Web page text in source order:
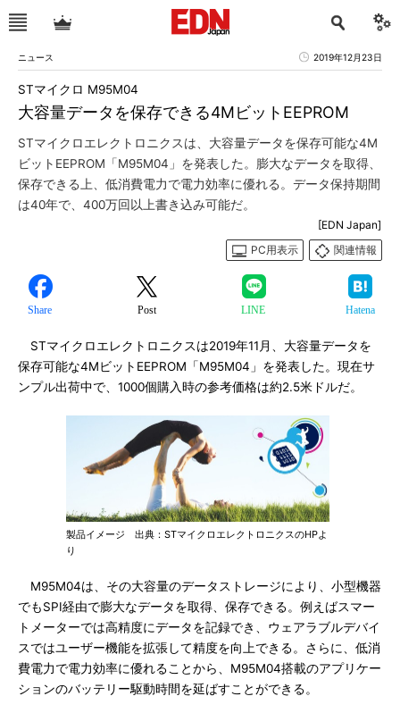
ニュース 2019年12月23日
大容量データを保存できる4MビットEEPROM
STマイクロ M95M04
STマイクロエレクトロニクスは、大容量データを保存可能な4M
ビットEEPROM「M95M04」を発表した。膨大なデータを取得、
保存できる上、低消費電力で電力効率に優れる。データ保持期間
は40年で、400万回以上書き込み可能だ。
[EDN Japan]
PC用表示
関連情報
Share Post LINE Hatena
STマイクロエレクトロニクスは2019年11月、大容量データを
保存可能な4MビットEEPROM「M95M04」を発表した。現在サ
ンプル出荷中で、1000個購入時の参考価格は約2.5米ドルだ。
製品イメージ 出典：STマイクロエレクトロニクスのHPよ
り
M95M04は、その大容量のデータストレージにより、小型機器
でもSPI経由で膨大なデータを取得、保存できる。例えばスマー
トメーターでは高精度にデータを記録でき、ウェアラブルデバイ
スではユーザー機能を拡張して精度を向上できる。さらに、低消
費電力で電力効率に優れることから、M95M04搭載のアプリケー
ションのバッテリー駆動時間を延ばすことができる。